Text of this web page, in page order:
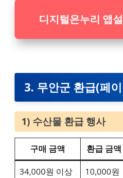
디지털온누리 앱
3. 무안군 환급(페
1) 수산물 환급 행사
구매 금액 환급 금액
34,000원 이상 10,000원